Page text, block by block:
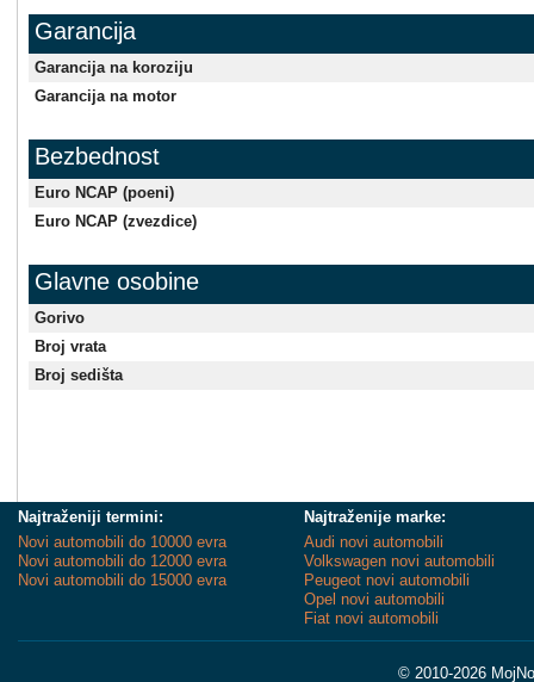
Garancija
Garancija na koroziju
Garancija na motor
Bezbednost
Euro NCAP (poeni)
Euro NCAP (zvezdice)
Glavne osobine
Gorivo
Broj vrata
Broj sedišta
Najtraženiji termini:
Novi automobili do 10000 evra
Novi automobili do 12000 evra
Novi automobili do 15000 evra
Najtraženije marke:
Audi novi automobili
Volkswagen novi automobili
Peugeot novi automobili
Opel novi automobili
Fiat novi automobili
© 2010-2026